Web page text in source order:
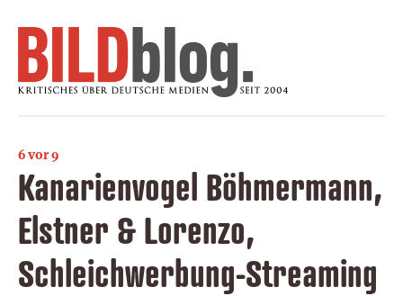
6 vor 9
Kanarienvogel Böhmermann,
Elstner & Lorenzo,
Schleichwerbung-Streaming